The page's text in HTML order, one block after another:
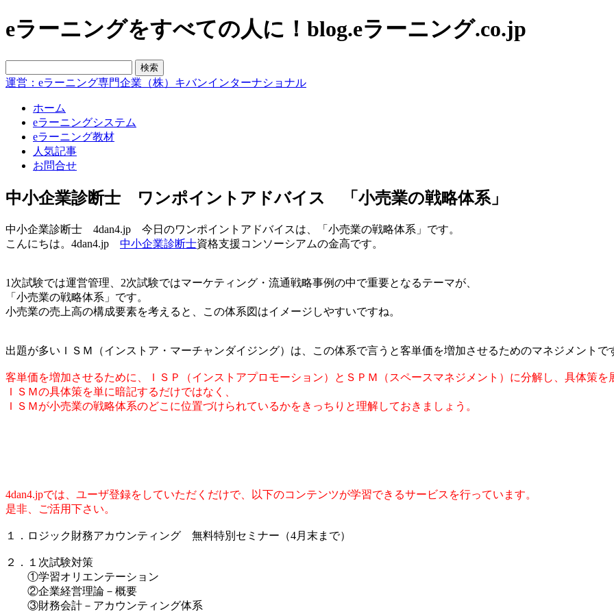
eラーニングをすべての人に！blog.eラーニング.co.jp
運営：eラーニング専門企業（株）キバンインターナショナル
ホーム
eラーニングシステム
eラーニング教材
人気記事
お問合せ
中小企業診断士 ワンポイントアドバイス 「小売業の戦略体系」
中小企業診断士 4dan4.jp 今日のワンポイントアドバイスは、「小売業の戦略体系」です。
こんにちは。4dan4.jp 中小企業診断士資格支援コンソーシアムの金高です。
1次試験では運営管理、2次試験ではマーケティング・流通戦略事例の中で重要となるテーマが、
「小売業の戦略体系」です。
小売業の売上高の構成要素を考えると、この体系図はイメージしやすいですね。
出題が多いＩＳＭ（インストア・マーチャンダイジング）は、この体系で言うと客単価を増加させるためのマネジメントで
客単価を増加させるために、ＩＳＰ（インストアプロモーション）とＳＰＭ（スペースマネジメント）に分解し、具体策を
ＩＳＭの具体策を単に暗記するだけではなく、
ＩＳＭが小売業の戦略体系のどこに位置づけられているかをきっちりと理解しておきましょう。
4dan4.jpでは、ユーザ登録をしていただくだけで、以下のコンテンツが学習できるサービスを行っています。
是非、ご活用下さい。
１．ロジック財務アカウンティング 無料特別セミナー（4月末まで）
２．１次試験対策
①学習オリエンテーション
②企業経営理論－概要
③財務会計－アカウンティング体系